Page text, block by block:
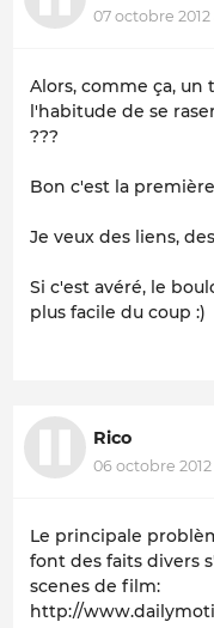
07 octobre 2012
Alors, comme ça, un
l'habitude de se
???
Bon c'est la
Je veux des liens,
Si c'est avéré, le
plus facile du coup :)
Rico
06 octobre 2012
Le principale
font des faits divers
scenes de film:
http://